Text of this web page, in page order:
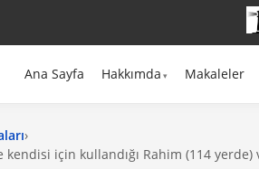
Ana Sayfa Hakkımda Makaleler
›
kendisi için kullandığı Rahim (114